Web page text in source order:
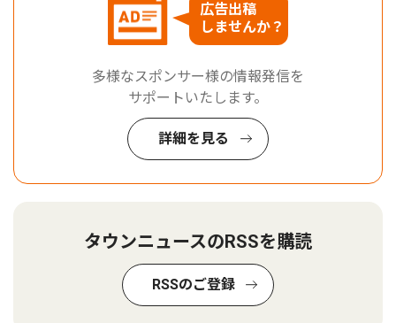
広告出稿
しませんか？
多様なスポンサー様の情報発信を
サポートいたします。
詳細を見る
タウンニュースのRSSを購読
RSSのご登録